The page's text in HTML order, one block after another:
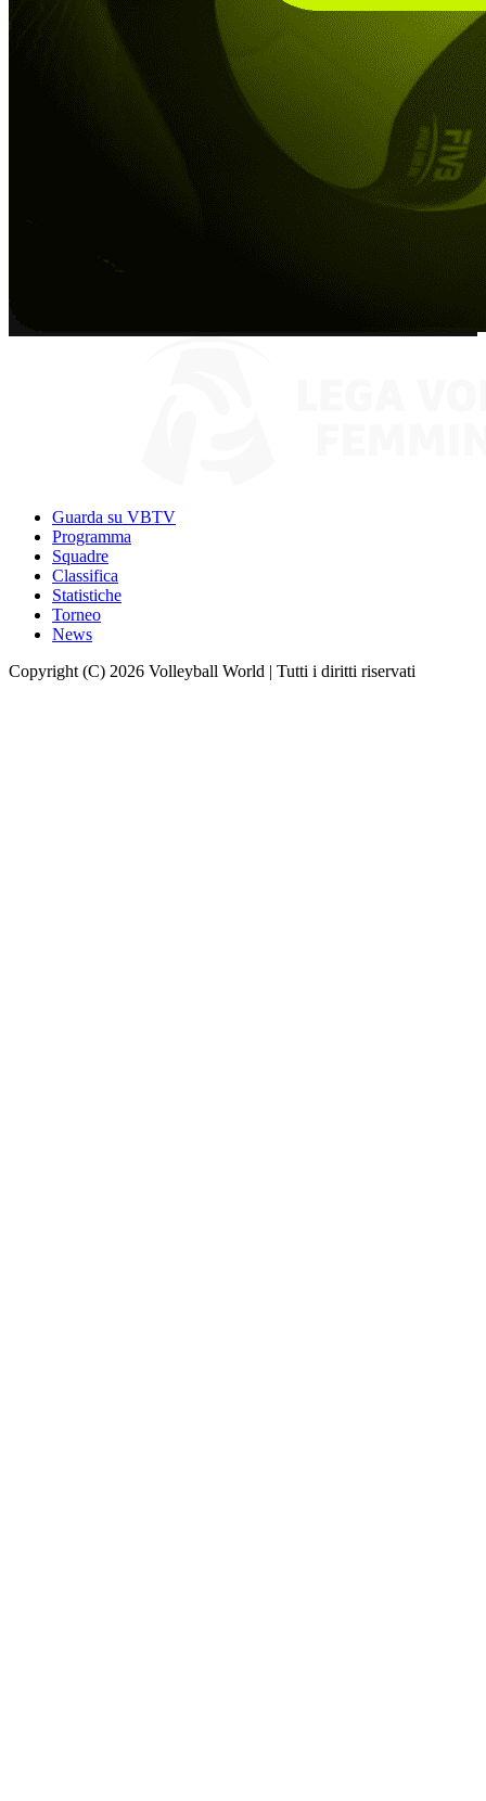
Guarda su VBTV
Programma
Squadre
Classifica
Statistiche
Torneo
News
Copyright (C) 2026 Volleyball World | Tutti i diritti riservati